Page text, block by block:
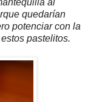
al
quedarían
potenciar con la
pastelitos.